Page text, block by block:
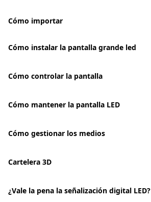
Cómo importar
Cómo instalar la pantalla grande led
Cómo controlar la pantalla
Cómo mantener la pantalla LED
Cómo gestionar los medios
Cartelera 3D
¿Vale la pena la señalización digital LED?